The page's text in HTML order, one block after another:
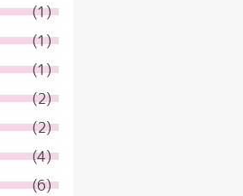
(1)
(1)
(1)
(2)
(2)
(4)
(6)